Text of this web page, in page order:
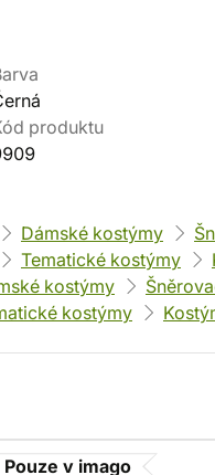
produktu
Dámské kostýmy
Tematické kostýmy
kostýmy
kostýmy
Pouze v imago